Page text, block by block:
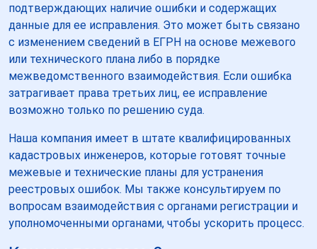
подтверждающих наличие ошибки и содержащих
данные для ее исправления. Это может быть связано
с изменением сведений в ЕГРН на основе межевого
или технического плана либо в порядке
межведомственного взаимодействия. Если ошибка
затрагивает права третьих лиц, ее исправление
возможно только по решению суда.
Наша компания имеет в штате квалифицированных
кадастровых инженеров, которые готовят точные
межевые и технические планы для устранения
реестровых ошибок. Мы также консультируем по
вопросам взаимодействия с органами регистрации и
уполномоченными органами, чтобы ускорить процесс.